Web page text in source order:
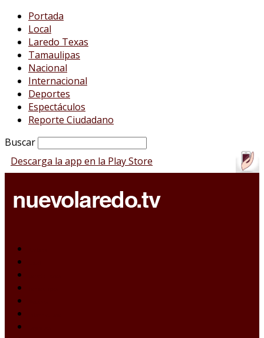
Portada
Local
Laredo Texas
Tamaulipas
Nacional
Internacional
Deportes
Espectáculos
Reporte Ciudadano
Buscar
Descarga la app en la Play Store